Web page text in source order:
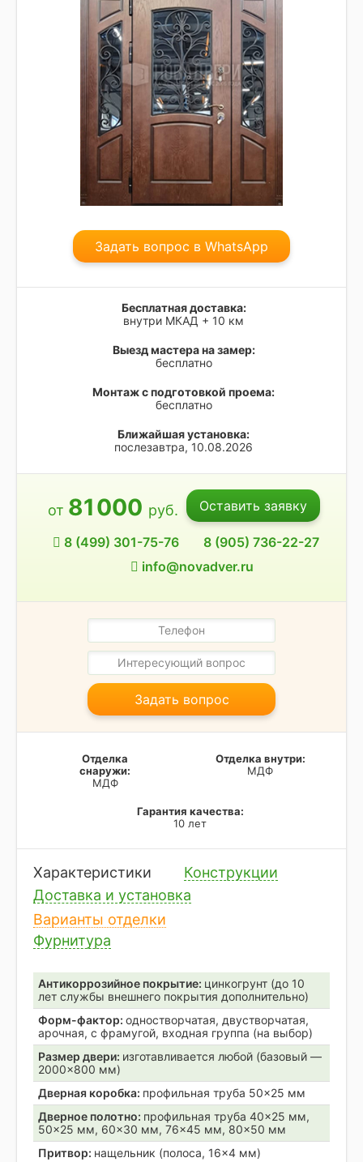
Задать вопрос в WhatsApp
Бесплатная доставка:
внутри МКАД + 10 км
Выезд мастера на замер:
бесплатно
Монтаж с подготовкой проема:
бесплатно
Ближайшая установка:
послезавтра, 10.08.2026
от 81000 руб. Оставить заявку
8 (499) 301-75-76
8 (905) 736-22-27
info@novadver.ru
Задать вопрос
Отделка
снаружи:
МДФ
Отделка внутри:
МДФ
Гарантия качества:
10 лет
Характеристики
Конструкции
Доставка и установка
Варианты отделки
Фурнитура
Антикоррозийное покрытие: цинкогрунт (до 10
лет службы внешнего покрытия дополнительно)
Форм-фактор: одностворчатая, двустворчатая,
арочная, с фрамугой, входная группа (на выбор)
Размер двери: изготавливается любой (базовый —
2000×800 мм)
Дверная коробка: профильная труба 50×25 мм
Дверное полотно: профильная труба 40×25 мм,
50×25 мм, 60×30 мм, 76×45 мм, 80×50 мм
Притвор: нащельник (полоса, 16×4 мм)